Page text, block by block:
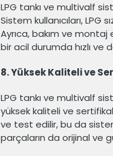
LPG tankı ve multivalf
Sistem kullanıcıları,
Ayrıca, bakım ve
bir acil durumda hızlı ve
8. Yüksek Kaliteli ve
LPG tankı ve multivalf
yüksek kaliteli ve
ve test edilir, bu da
parçaların da orijinal ve